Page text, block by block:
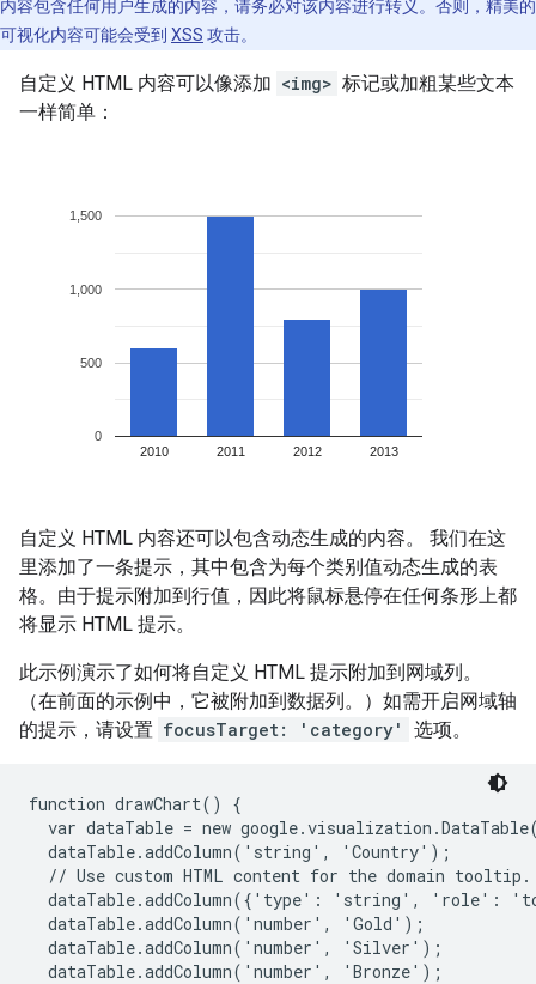
内容包含任何用户生成的内容，请务必对该内容进行转义。否则，精美的
可视化内容可能会受到 XSS 攻击。
自定义 HTML 内容可以像添加 <img> 标记或加粗某些文本
一样简单：
自定义 HTML 内容还可以包含动态生成的内容。 我们在这
里添加了一条提示，其中包含为每个类别值动态生成的表
格。由于提示附加到行值，因此将鼠标悬停在任何条形上都
将显示 HTML 提示。
此示例演示了如何将自定义 HTML 提示附加到网域列。
（在前面的示例中，它被附加到数据列。）如需开启网域轴
的提示，请设置 focusTarget: 'category' 选项。
function drawChart() {
var dataTable = new
  dataTable.addColumn('string', 'Country');
  // Use custom HTML content for the domain tooltip.
dataTable.addColumn({'type': 'string', 'role':
  dataTable.addColumn('number', 'Gold');
  dataTable.addColumn('number', 'Silver');
  dataTable.addColumn('number', 'Bronze');